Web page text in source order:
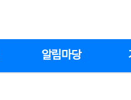
알림마당